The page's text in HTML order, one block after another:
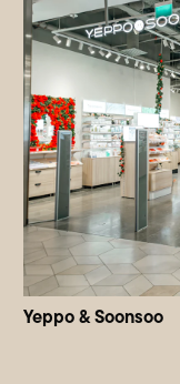
Yeppo & Soonsoo